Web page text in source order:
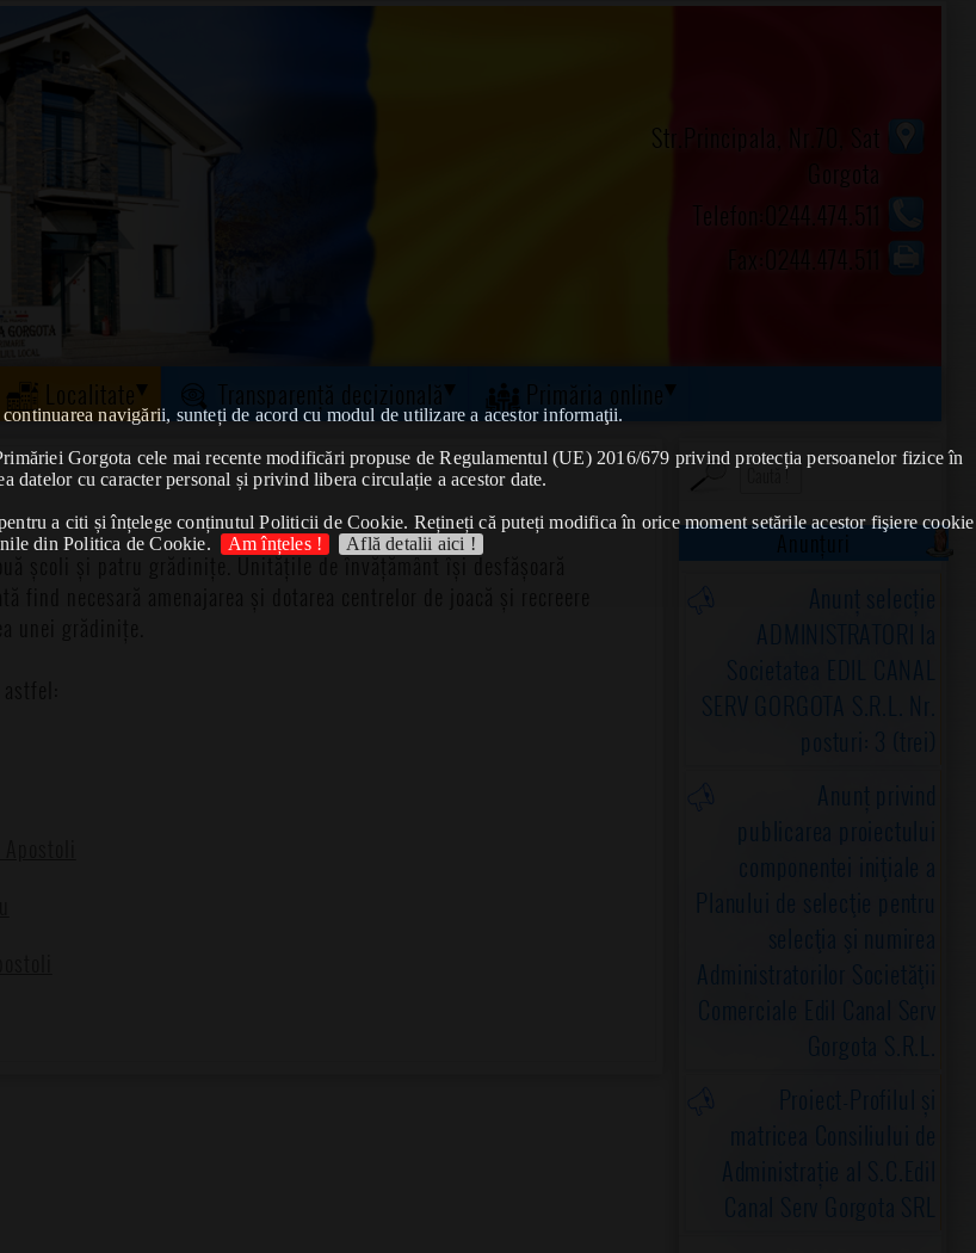
navigării, sunteți de acord cu modul de utilizare a acestor informaţii.
Gorgota cele mai recente modificări propuse de Regulamentul (UE) 2016/679 privind protecția persoanelor fizice în
datelor cu caracter personal și privind libera circulație a acestor date.
a citi și înțelege conținutul Politicii de Cookie. Rețineți că puteți modifica în orice moment setările acestor fişiere cookie
din Politica de Cookie.
Am înțeles ! Află detalii aici !
Localitate Transparență decizională Primăria online
Str.Principala, Nr.70, Sat
Gorgota
Telefon:0244.474.511
școli și patru grădinițe. Unitățile de învățământ își desfășoară
Anunțuri
Anunț selecție
ADMINISTRATORI la
Societatea EDIL CANAL
SERV GORGOTA S.R.L. Nr.
posturi: 3 (trei)
Anunț privind
publicarea proiectului
componentei iniţiale a
Planului de selecţie pentru
selecţia şi numirea
Administratorilor Societăţii
Comerciale Edil Canal Serv
Gorgota S.R.L.
Proiect-Profilul și
matricea Consiliului de
Administrație al S.C.Edil
Canal Serv Gorgota SRL